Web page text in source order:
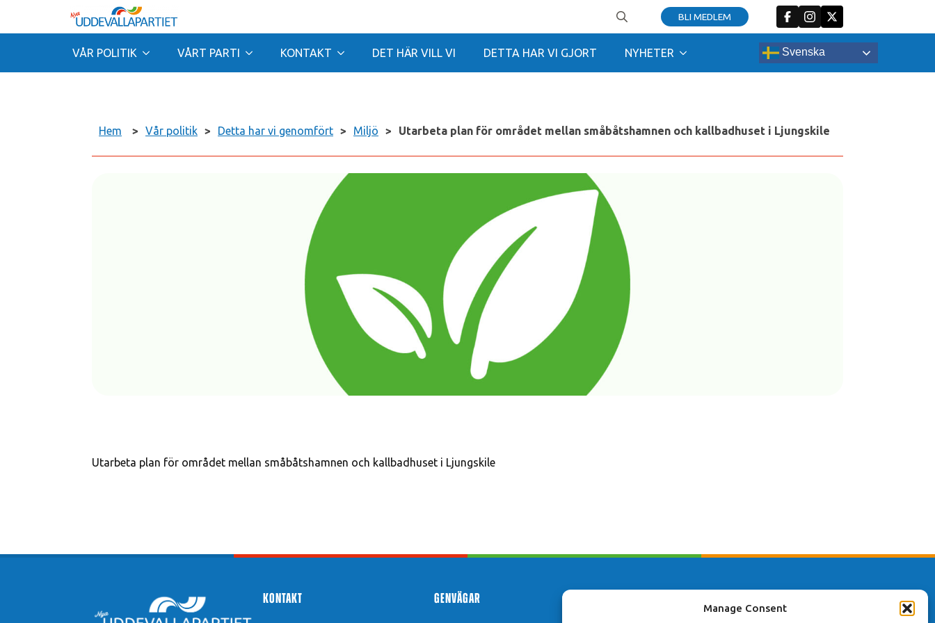
Manage Consent
Search
for:
BLI MEDLEM
VÅR POLITIK VÅRT PARTI KONTAKT DET HÄR VILL VI DETTA HAR VI GJORT NYHETER Svenska
Hem > Vår politik > Detta har vi genomfört > Miljö > Utarbeta plan för området mellan småbåtshamnen och kallbadhuset i Ljungskile
Utarbeta plan för området mellan småbåtshamnen och kallbadhuset i Ljungskile
Kontakt Genvägar